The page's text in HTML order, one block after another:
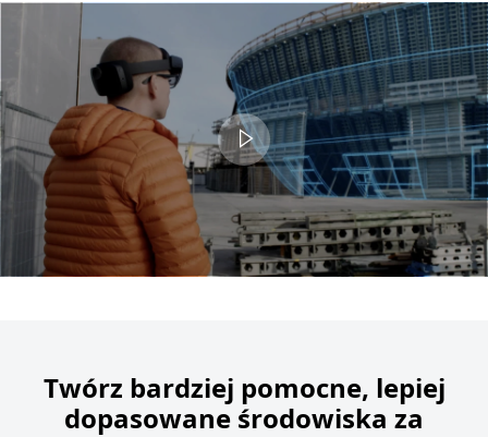
Video container
Twórz bardziej pomocne, lepiej
dopasowane środowiska za